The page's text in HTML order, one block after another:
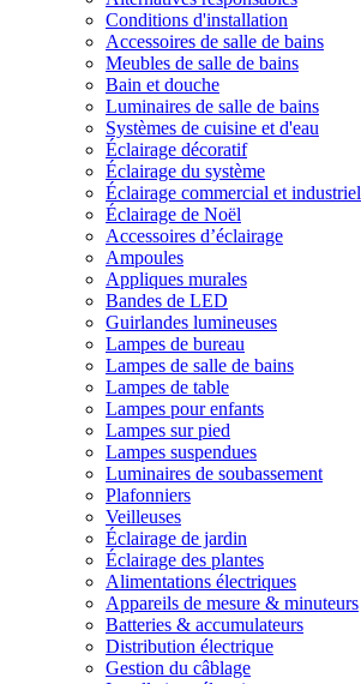
Conditions d'installation
Accessoires de salle de bains
Meubles de salle de bains
Bain et douche
Luminaires de salle de bains
Systèmes de cuisine et d'eau
Éclairage décoratif
Éclairage du système
Éclairage commercial et industriel
Éclairage de Noël
Accessoires d’éclairage
Ampoules
Appliques murales
Bandes de LED
Guirlandes lumineuses
Lampes de bureau
Lampes de salle de bains
Lampes de table
Lampes pour enfants
Lampes sur pied
Lampes suspendues
Luminaires de soubassement
Plafonniers
Veilleuses
Éclairage de jardin
Éclairage des plantes
Alimentations électriques
Appareils de mesure & minuteurs
Batteries & accumulateurs
Distribution électrique
Gestion du câblage